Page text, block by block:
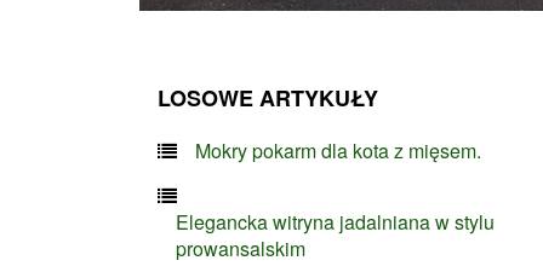
LOSOWE ARTYKUŁY
Mokry pokarm dla kota z mięsem.
Elegancka witryna jadalniana w stylu
prowansalskim